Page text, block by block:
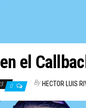
el
0 By HECTOR LUIS